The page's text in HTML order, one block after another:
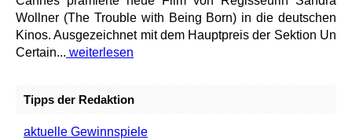
Wollner (The Trouble with Being Born) in die deutschen
Kinos. Ausgezeichnet mit dem Hauptpreis der Sektion Un
Certain... weiterlesen
Tipps der Redaktion
aktuelle Gewinnspiele